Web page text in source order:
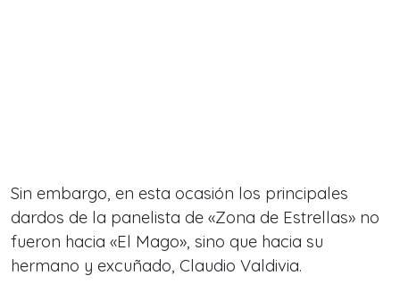
Sin embargo, en esta ocasión los principales
dardos de la panelista de «Zona de Estrellas» no
fueron hacia «El Mago», sino que hacia su
hermano y excuñado, Claudio Valdivia.